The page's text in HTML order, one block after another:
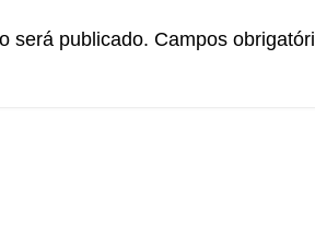
será publicado. Campos